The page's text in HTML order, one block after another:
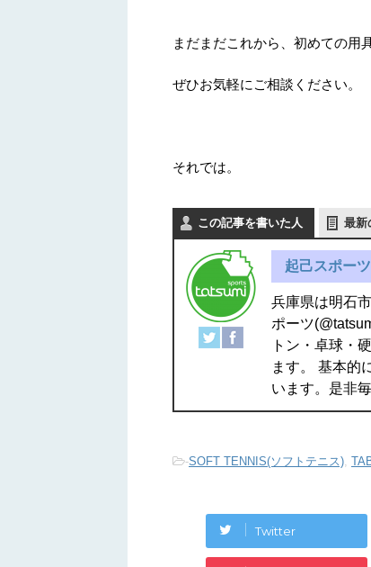
まだまだこれから、初めての用
ぜひお気軽にご相談ください。
それでは。
この記事を書いた人 最新
起己スポー
兵庫県は明石
ポーツ
トン・卓球・
ます。 基本的
います。是非
-SOFT TENNIS(ソフトテニス),
Twitter